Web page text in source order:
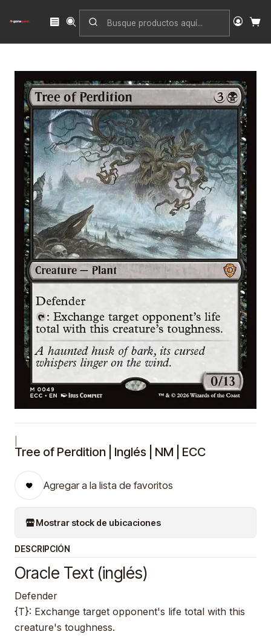
Inicio Singles
Lorwyn Eclipsed Commander
Tree of Perdition | Inglés | NM | ECC
Tree of Perdition | Inglés | NM | ECC
Agregar a la lista de favoritos
Mostrar stock de ubicaciones
DESCRIPCIÓN
Oracle Text (inglés)
Defender
{T}: Exchange target opponent's life total with this
creature's toughness.